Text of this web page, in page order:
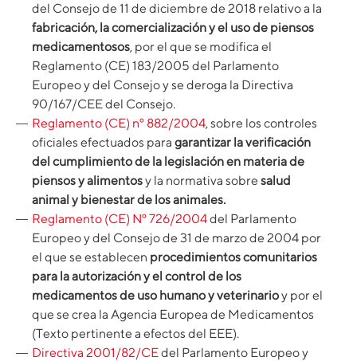
del Consejo de 11 de diciembre de 2018 relativo a la
fabricación, la comercialización y el uso de piensos
medicamentosos, por el que se modifica el
Reglamento (CE) 183/2005 del Parlamento
Europeo y del Consejo y se deroga la Directiva
90/167/CEE del Consejo.
Reglamento (CE) nº 882/2004, sobre los controles
oficiales efectuados para garantizar la verificación
del cumplimiento de la legislación en materia de
piensos y alimentosy la normativa sobre salud
animal y bienestar de los animales.
Reglamento (CE) Nº 726/2004del Parlamento
Europeo y del Consejo de 31 de marzo de 2004 por
el que se establecen procedimientos comunitarios
para la autorización y el control de los
medicamentos de uso humano y veterinarioy por el
que se crea la Agencia Europea de Medicamentos
(Texto pertinente a efectos del EEE).
Directiva 2001/82/CEdel Parlamento Europeo y